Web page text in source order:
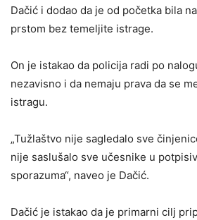
Dačić i dodao da je od početka bila
prstom bez temeljite istrage.
On je istakao da policija radi po
nezavisno i da nemaju prava da se
istragu.
„Tužlaštvo nije sagledalo sve
nije saslušalo sve učesnike u
sporazuma“, naveo je Dačić.
Dačić je istakao da je primarni cilj